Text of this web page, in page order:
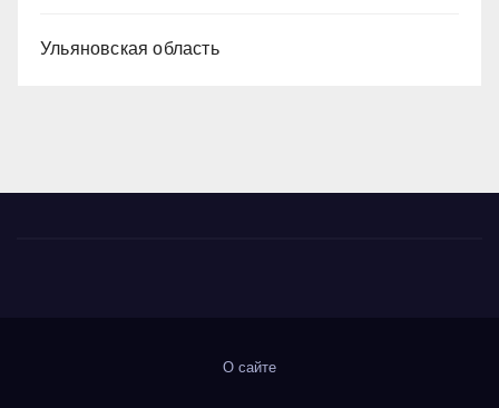
Ульяновская область
О сайте